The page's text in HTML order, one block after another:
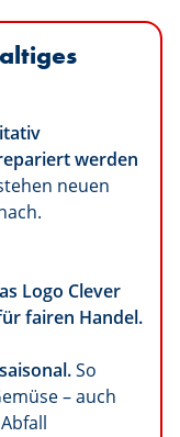
werden
neuen
Logo Clever
fairen Handel.
So
– auch